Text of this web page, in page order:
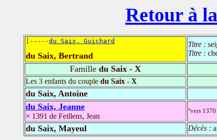
Retour à
|-----du Saix, Guichard
du Saix, Bertrand
Titre :
Titre :
Famille du Saix - X
Les 3 enfants du couple du Saix - X
du Saix, Antoine
du Saix, Jeanne
× 1391 de Feillens, Jean
°vers
du Saix, Mayeul Décès :